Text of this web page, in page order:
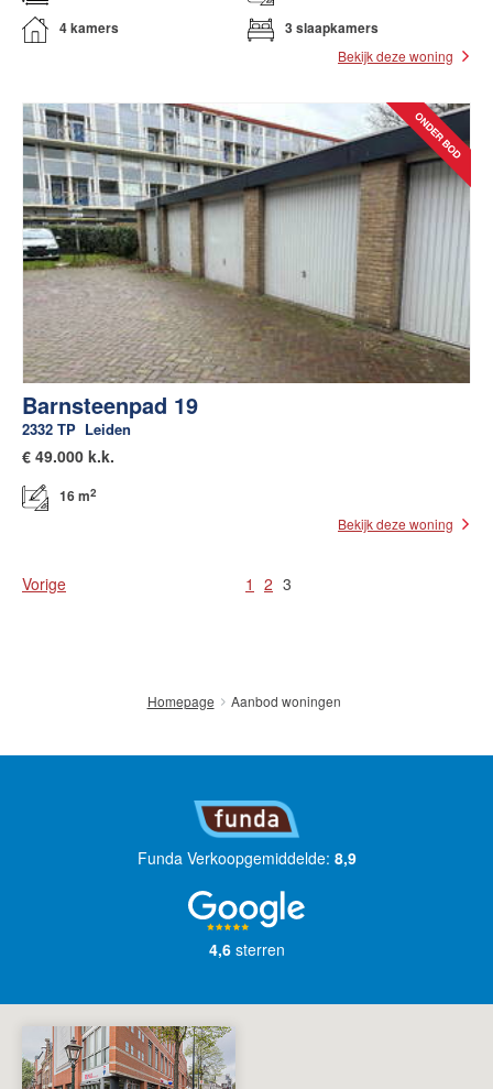
4 kamers 3 slaapkamers
Bekijk deze woning
Barnsteenpad 19
2332 TP Leiden
€ 49.000 k.k.
16 m2
Bekijk deze woning
Vorige 1 2 3
Homepage Aanbod woningen
Funda Verkoopgemiddelde: 8,9
4,6sterren